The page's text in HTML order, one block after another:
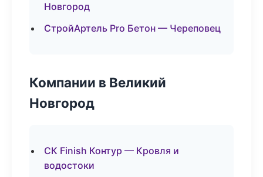
Новгород
СтройАртель Pro Бетон — Череповец
Компании в Великий
Новгород
СК Finish Контур — Кровля и
водостоки